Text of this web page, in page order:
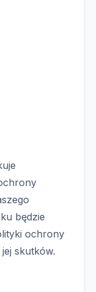
będzie
ochrony
skutków.